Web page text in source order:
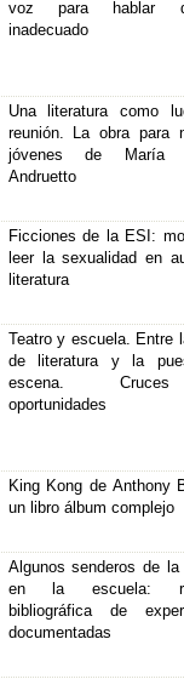
voz para hablar
inadecuado
Una literatura como
reunión. La obra para
jóvenes de María
Andruetto
Ficciones de la ESI:
leer la sexualidad en
literatura
Teatro y escuela. Entre
de literatura y la
escena.
oportunidades
King Kong de Anthony
un libro álbum complejo
Algunos senderos de
en la escuela:
bibliográfica de
documentadas